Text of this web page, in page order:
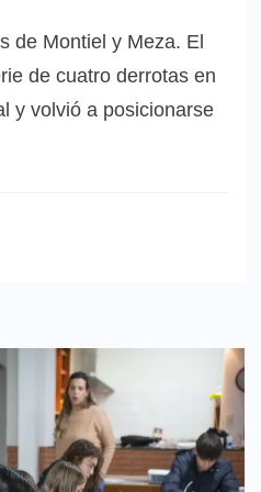
de Montiel y Meza. El
de cuatro derrotas en
y volvió a posicionarse